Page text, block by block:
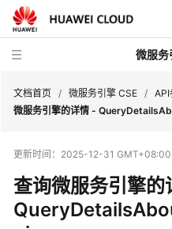
微服务
新
动
态
文档首页 / 微服务引擎 CSE / API
微服务引擎的详情 -
更新时间： 2025-12-31 GMT+08:00
查询微服务引擎的